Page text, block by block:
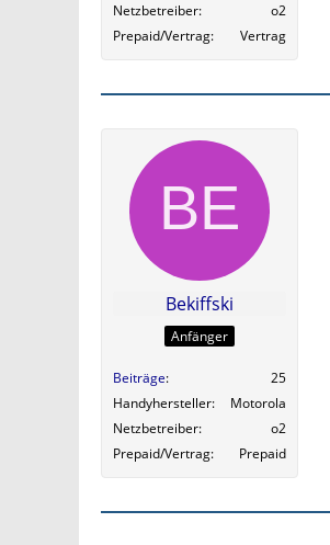
Netzbetreiber
o2
Prepaid/Vertrag
Vertrag
Bekiffski
Anfänger
Beiträge
25
Handyhersteller
Motorola
Netzbetreiber
o2
Prepaid/Vertrag
Prepaid